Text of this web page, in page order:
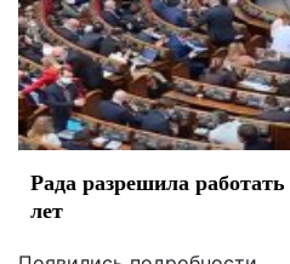
Рада разрешила
лет